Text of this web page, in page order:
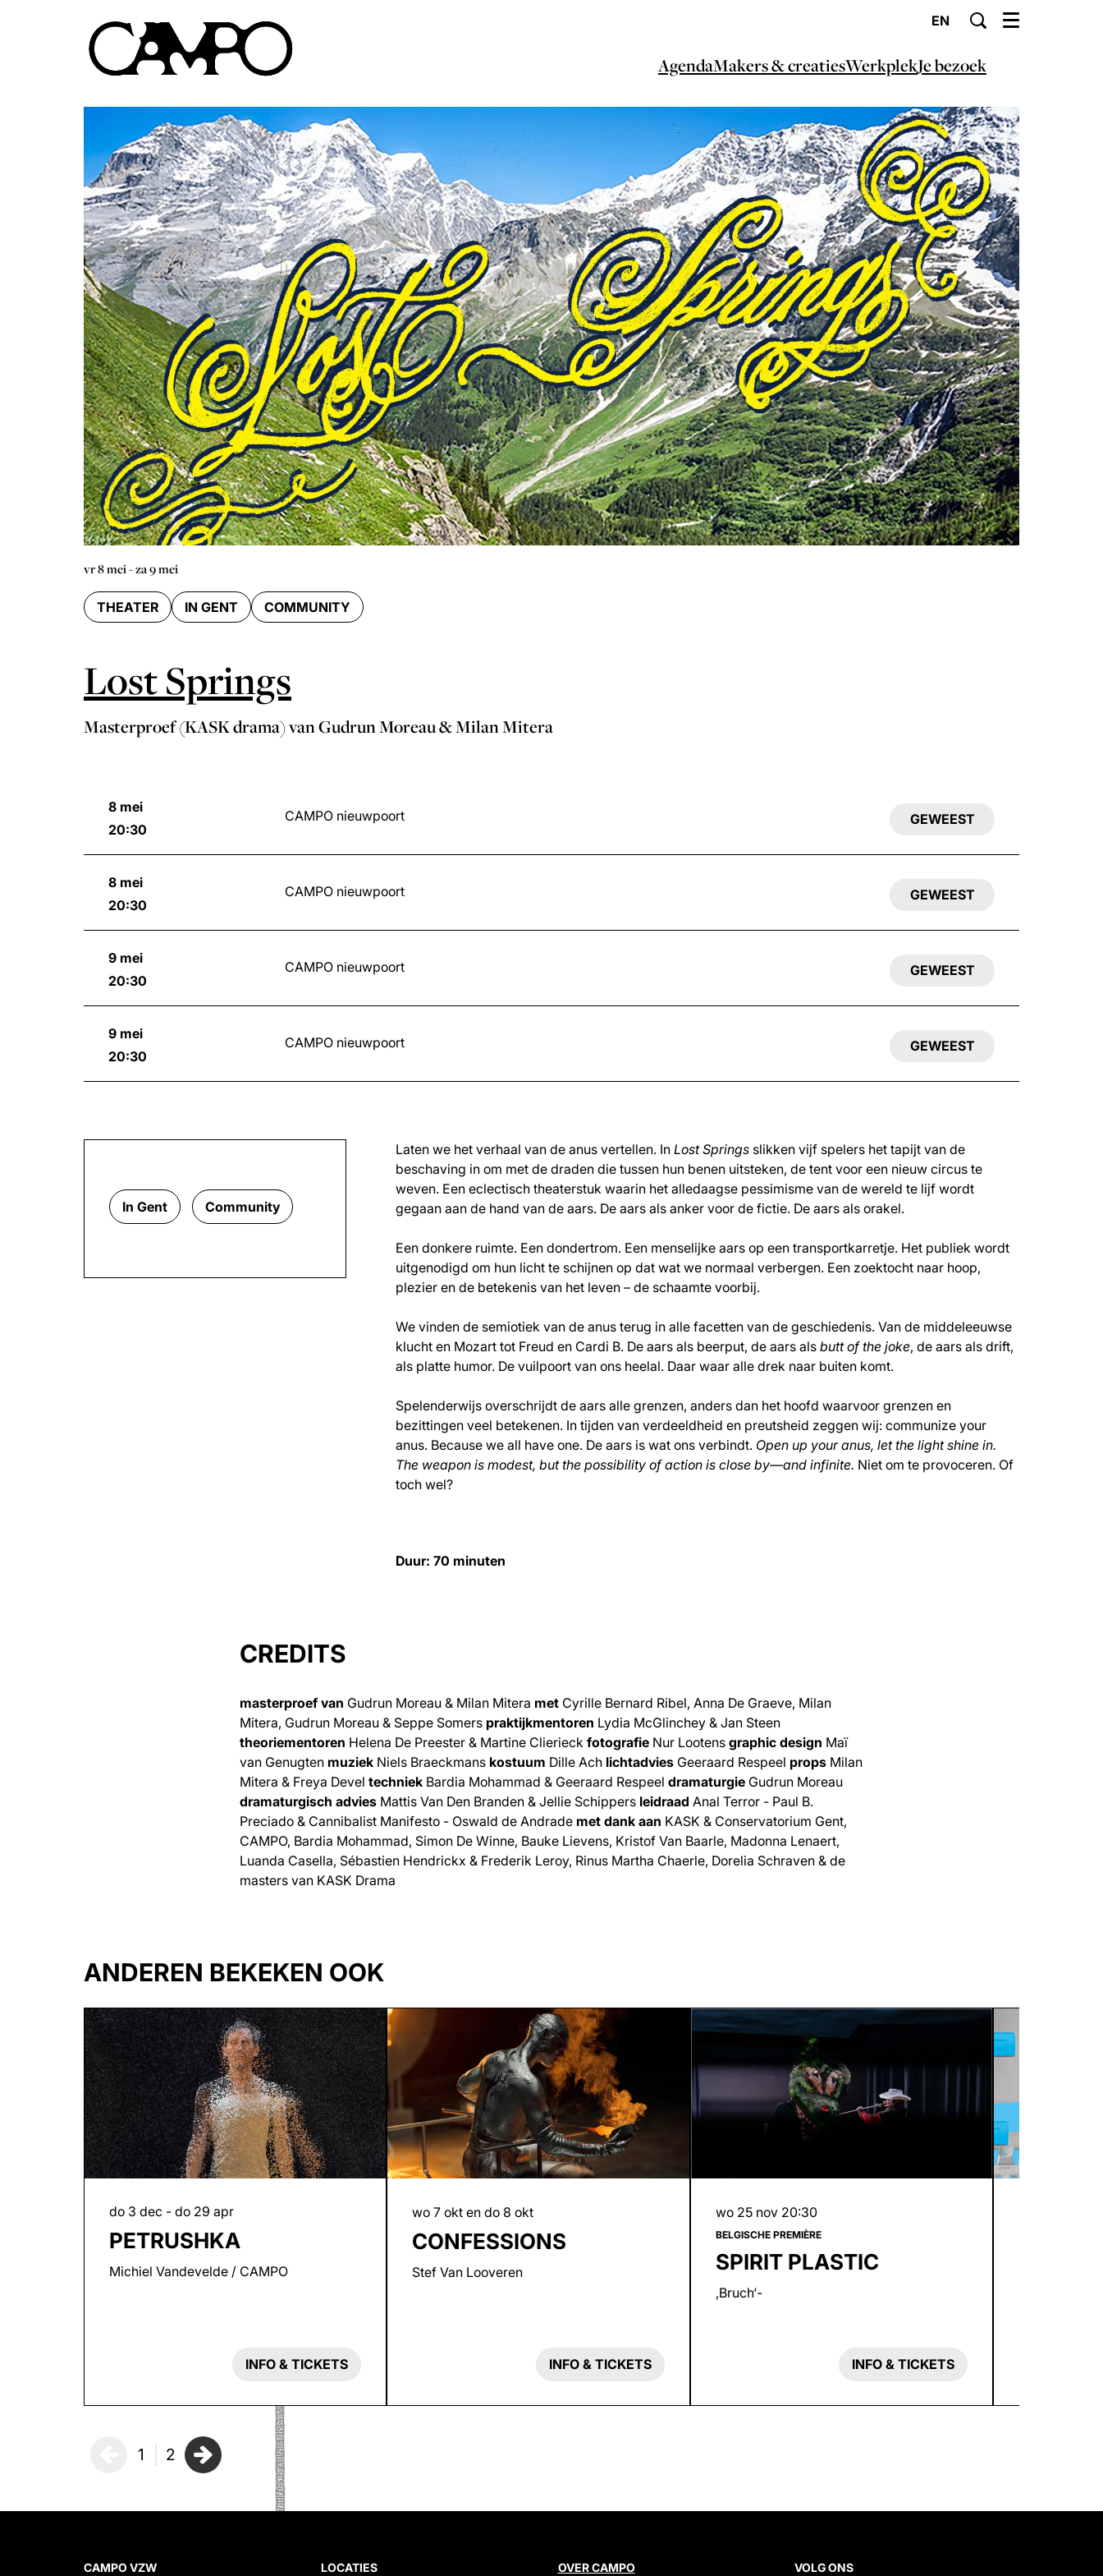
EN
AgendaMakers & creatiesWerkplekJe bezoek
Menu
THEATER IN GENT COMMUNITY
Lost Springs
Masterproef (KASK drama) van Gudrun Moreau & Milan Mitera
vr 8 mei-za 9 mei
8 mei
20:30
CAMPO nieuwpoort GEWEEST
8 mei
20:30
CAMPO nieuwpoort GEWEEST
9 mei
20:30
CAMPO nieuwpoort GEWEEST
9 mei
20:30
CAMPO nieuwpoort GEWEEST
Laten we het verhaal van de anus vertellen. In Lost Springs slikken vijf spelers het tapijt van de
beschaving in om met de draden die tussen hun benen uitsteken, de tent voor een nieuw circus te
weven. Een eclectisch theaterstuk waarin het alledaagse pessimisme van de wereld te lijf wordt
gegaan aan de hand van de aars. De aars als anker voor de fictie. De aars als orakel.
Een donkere ruimte. Een dondertrom. Een menselijke aars op een transportkarretje. Het publiek wordt
uitgenodigd om hun licht te schijnen op dat wat we normaal verbergen. Een zoektocht naar hoop,
plezier en de betekenis van het leven – de schaamte voorbij.
We vinden de semiotiek van de anus terug in alle facetten van de geschiedenis. Van de middeleeuwse
klucht en Mozart tot Freud en Cardi B. De aars als beerput, de aars als butt of the joke, de aars als drift,
als platte humor. De vuilpoort van ons heelal. Daar waar alle drek naar buiten komt.
Spelenderwijs overschrijdt de aars alle grenzen, anders dan het hoofd waarvoor grenzen en
bezittingen veel betekenen. In tijden van verdeeldheid en preutsheid zeggen wij: communize your
anus. Because we all have one. De aars is wat ons verbindt. Open up your anus, let the light shine in.
The weapon is modest, but the possibility of action is close by—and infinite. Niet om te provoceren. Of
toch wel?
Duur: 70 minuten
In Gent Community
CREDITS
masterproef van Gudrun Moreau & Milan Mitera met Cyrille Bernard Ribel, Anna De Graeve, Milan
Mitera, Gudrun Moreau & Seppe Somers praktijkmentoren Lydia McGlinchey & Jan Steen
theoriementoren Helena De Preester & Martine Clierieck fotografie Nur Lootens graphic design Maï
van Genugten muziek Niels Braeckmans kostuum Dille Ach lichtadvies Geeraard Respeel props Milan
Mitera & Freya Devel techniek Bardia Mohammad & Geeraard Respeel dramaturgie Gudrun Moreau
dramaturgisch advies Mattis Van Den Branden & Jellie Schippers leidraad Anal Terror - Paul B.
Preciado & Cannibalist Manifesto - Oswald de Andrade met dank aan KASK & Conservatorium Gent,
CAMPO, Bardia Mohammad, Simon De Winne, Bauke Lievens, Kristof Van Baarle, Madonna Lenaert,
Luanda Casella, Sébastien Hendrickx & Frederik Leroy, Rinus Martha Chaerle, Dorelia Schraven & de
masters van KASK Drama
ANDEREN BEKEKEN OOK
PETRUSHKA
Michiel Vandevelde / CAMPO
do 3 dec - do 29 apr
INFO & TICKETS
CONFESSIONS
Stef Van Looveren
wo 7 oktendo 8 okt
INFO & TICKETS
SPIRIT PLASTIC
,Bruch‘-
BELGISCHE PREMIÈRE
wo 25 nov 20:30
INFO & TICKETS
1 2
CAMPO VZW LOCATIES OVER CAMPO VOLG ONS